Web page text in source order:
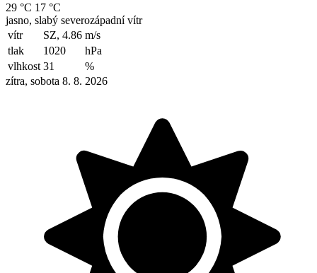
29 °C 17 °C
jasno, slabý severozápadní vítr
vítr
SZ, 4.86 m/s
tlak
1020
hPa
vlhkost 31
%
zítra, sobota 8. 8. 2026